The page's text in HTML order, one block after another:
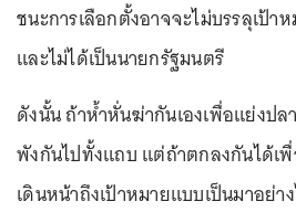
ชนะการเลือกตั้งอาจจะไม่บรรลุเป้า
และไม่ได้เป็นนายกรัฐมนตรี
ดังนั้น ถ้าห้ำหั่นฆ่ากันเองเพื่อแย่งปล
พังกันไปทั้งแถบ แต่ถ้าตกลงกันได้เ
เดินหน้าถึงเป้าหมายแบบเป็นมาอย่า